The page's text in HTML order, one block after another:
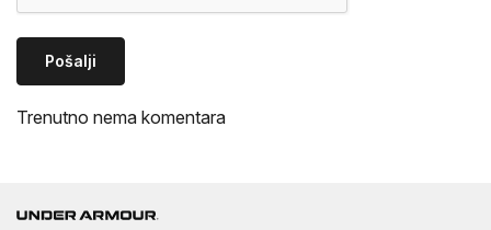
Pošalji
Trenutno nema komentara